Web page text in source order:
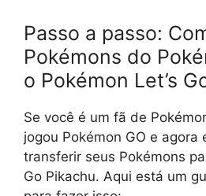
Passo a passo:
Pokémons do
o Pokémon Let’s
Se você é um fã de
jogou Pokémon GO e agora
transferir seus Pokémons
Go Pikachu. Aqui está um